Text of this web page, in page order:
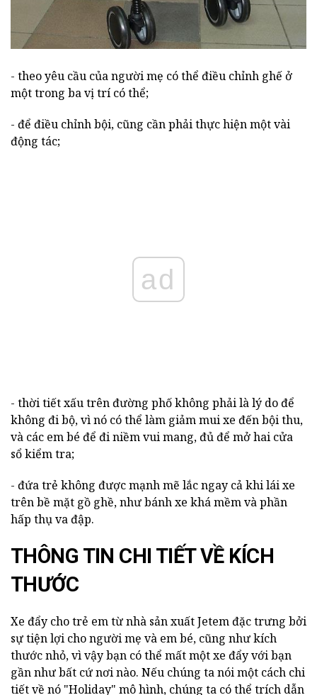
- theo yêu cầu của người mẹ có thể điều chỉnh ghế ở
một trong ba vị trí có thể;
- để điều chỉnh bội, cũng cần phải thực hiện một vài
động tác;
ad
- thời tiết xấu trên đường phố không phải là lý do để
không đi bộ, vì nó có thể làm giảm mui xe đến bội thu,
và các em bé để đi niềm vui mang, đủ để mở hai cửa
sổ kiểm tra;
- đứa trẻ không được mạnh mẽ lắc ngay cả khi lái xe
trên bề mặt gồ ghề, như bánh xe khá mềm và phần
hấp thụ va đập.
THÔNG TIN CHI TIẾT VỀ KÍCH
THƯỚC
Xe đẩy cho trẻ em từ nhà sản xuất Jetem đặc trưng bởi
sự tiện lợi cho người mẹ và em bé, cũng như kích
thước nhỏ, vì vậy bạn có thể mất một xe đẩy với bạn
gần như bất cứ nơi nào. Nếu chúng ta nói một cách chi
tiết về nó "Holiday" mô hình, chúng ta có thể trích dẫn